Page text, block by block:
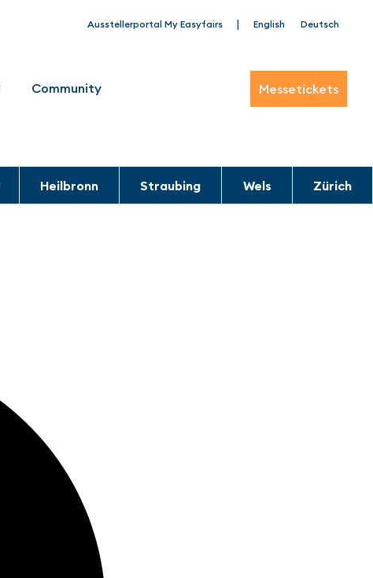
Ausstellerportal My Easyfairs | English Deutsch
Community Messetickets
Heilbronn Straubing Wels Zürich